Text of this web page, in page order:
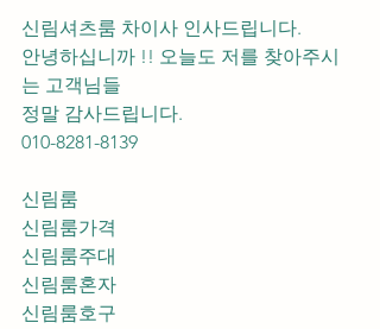
신림셔츠룸 차이사 인사드립니다.
안녕하십니까 !! 오늘도 저를 찾아주시
는 고객님들
정말 감사드립니다.
010-8281-8139
신림룸
신림룸가격
신림룸주대
신림룸혼자
신림룸호구